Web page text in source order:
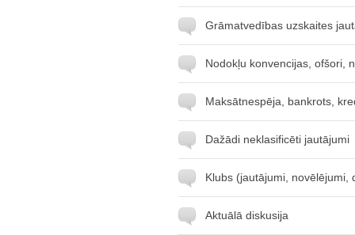
Grāmatvedības uzskaites
Nodokļu konvencijas, ofšori,
Maksātnespēja, bankrots,
Dažādi neklasificēti jautājumi
Klubs (jautājumi, novēlējumi,
Aktuālā diskusija